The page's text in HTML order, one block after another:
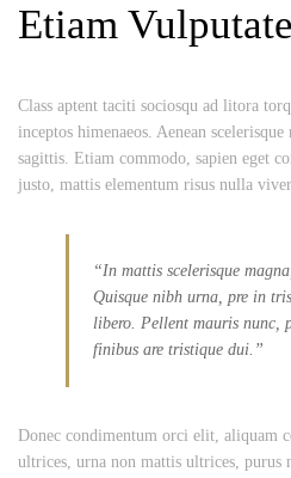
Etiam
Class aptent taciti sociosqu ad litora
inceptos himenaeos. Aenean
sagittis. Etiam commodo, sapien eget
justo, mattis elementum risus nulla
“In mattis scelerisque
Quisque nibh urna, pre in
libero. Pellent mauris nunc,
finibus are tristique dui.”
Donec condimentum orci elit, aliquam
ultrices, urna non mattis ultrices, purus